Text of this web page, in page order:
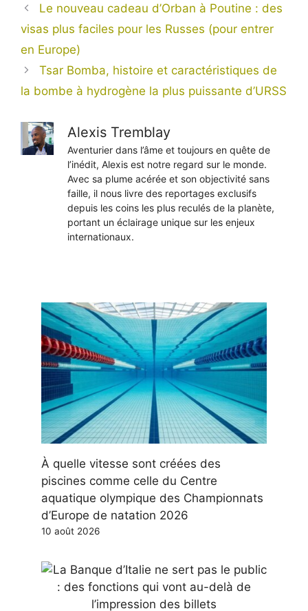
Le nouveau cadeau d’Orban à Poutine : des
visas plus faciles pour les Russes (pour entrer
en Europe)
Tsar Bomba, histoire et caractéristiques de
la bombe à hydrogène la plus puissante d’URSS
Alexis Tremblay
Aventurier dans l’âme et toujours en quête de
l’inédit, Alexis est notre regard sur le monde.
Avec sa plume acérée et son objectivité sans
faille, il nous livre des reportages exclusifs
depuis les coins les plus reculés de la planète,
portant un éclairage unique sur les enjeux
internationaux.
À quelle vitesse sont créées des
piscines comme celle du Centre
aquatique olympique des Championnats
d’Europe de natation 2026
10 août 2026